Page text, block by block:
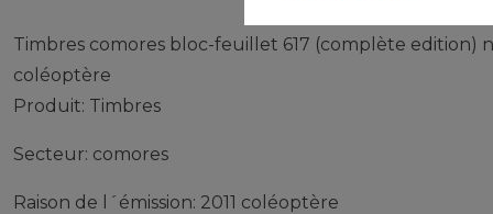
Timbres comores bloc-feuillet 617 (complète edition)
coléoptère
Produit: Timbres
Secteur: comores
Raison de l´émission: 2011 coléoptère